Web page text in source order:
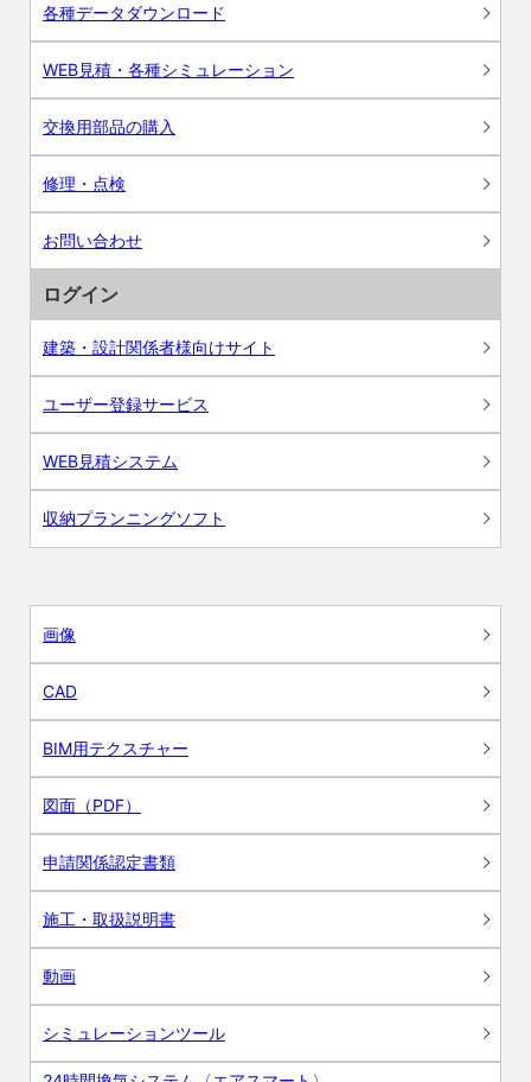
各種データダウンロード
WEB見積・各種シミュレーション
交換用部品の購入
修理・点検
お問い合わせ
ログイン
建築・設計関係者様向けサイト
ユーザー登録サービス
WEB見積システム
収納プランニングソフト
画像
CAD
BIM用テクスチャー
図面（PDF）
申請関係認定書類
施工・取扱説明書
動画
シミュレーションツール